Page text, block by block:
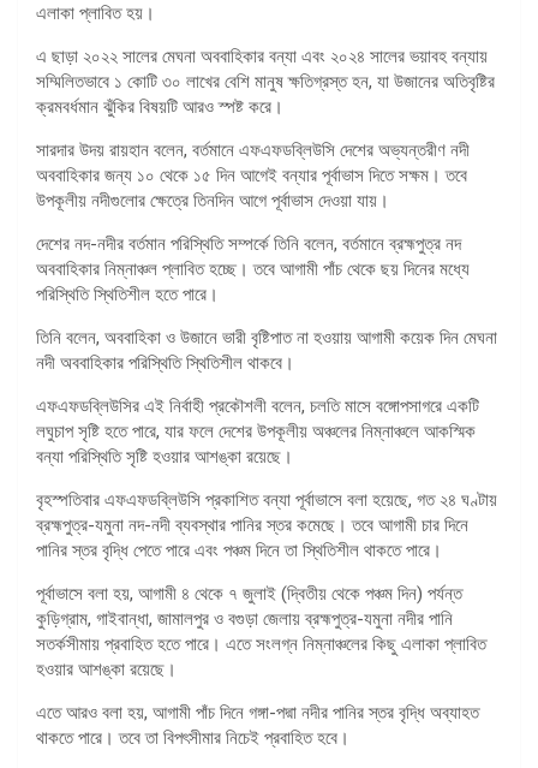
এলাকা প্লাবিত হয়।
এ ছাড়া ২০২২ সালের মেঘনা অববাহিকার বন্যা এবং ২০২৪ সালের ভয়াবহ বন্যায়
সম্মিলিতভাবে ১ কোটি ৩০ লাখের বেশি মানুষ ক্ষতিগ্রস্ত হন, যা উজানের অতিবৃষ্টির
ক্রমবর্ধমান ঝুঁকির বিষয়টি আরও স্পষ্ট করে।
সারদার উদয় রায়হান বলেন, বর্তমানে এফএফডব্লিউসি দেশের অভ্যন্তরীণ নদী
অববাহিকার জন্য ১০ থেকে ১৫ দিন আগেই বন্যার পূর্বাভাস দিতে সক্ষম। তবে
উপকূলীয় নদীগুলোর ক্ষেত্রে তিনদিন আগে পূর্বাভাস দেওয়া যায়।
দেশের নদ-নদীর বর্তমান পরিস্থিতি সম্পর্কে তিনি বলেন, বর্তমানে ব্রহ্মপুত্র নদ
অববাহিকার নিম্নাঞ্চল প্লাবিত হচ্ছে। তবে আগামী পাঁচ থেকে ছয় দিনের মধ্যে
পরিস্থিতি স্থিতিশীল হতে পারে।
তিনি বলেন, অববাহিকা ও উজানে ভারী বৃষ্টিপাত না হওয়ায় আগামী কয়েক দিন মেঘনা
নদী অববাহিকার পরিস্থিতি স্থিতিশীল থাকবে।
এফএফডব্লিউসির এই নির্বাহী প্রকৌশলী বলেন, চলতি মাসে বঙ্গোপসাগরে একটি
লঘুচাপ সৃষ্টি হতে পারে, যার ফলে দেশের উপকূলীয় অঞ্চলের নিম্নাঞ্চলে আকস্মিক
বন্যা পরিস্থিতি সৃষ্টি হওয়ার আশঙ্কা রয়েছে।
বৃহস্পতিবার এফএফডব্লিউসি প্রকাশিত বন্যা পূর্বাভাসে বলা হয়েছে, গত ২৪ ঘণ্টায়
ব্রহ্মপুত্র-যমুনা নদ-নদী ব্যবস্থার পানির স্তর কমেছে। তবে আগামী চার দিনে
পানির স্তর বৃদ্ধি পেতে পারে এবং পঞ্চম দিনে তা স্থিতিশীল থাকতে পারে।
পূর্বাভাসে বলা হয়, আগামী ৪ থেকে ৭ জুলাই (দ্বিতীয় থেকে পঞ্চম দিন) পর্যন্ত
কুড়িগ্রাম, গাইবান্ধা, জামালপুর ও বগুড়া জেলায় ব্রহ্মপুত্র-যমুনা নদীর পানি
সতর্কসীমায় প্রবাহিত হতে পারে। এতে সংলগ্ন নিম্নাঞ্চলের কিছু এলাকা প্লাবিত
হওয়ার আশঙ্কা রয়েছে।
এতে আরও বলা হয়, আগামী পাঁচ দিনে গঙ্গা-পদ্মা নদীর পানির স্তর বৃদ্ধি অব্যাহত
থাকতে পারে। তবে তা বিপৎসীমার নিচেই প্রবাহিত হবে।